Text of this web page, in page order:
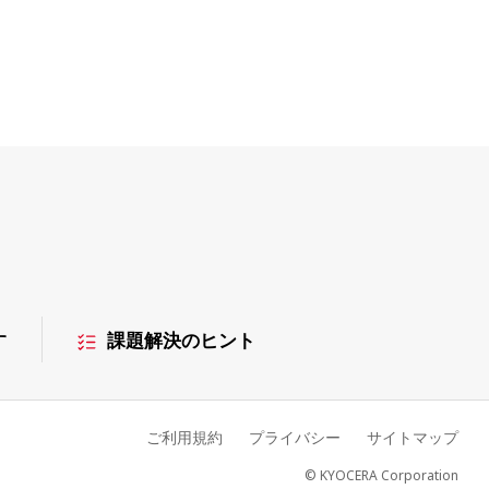
課題解決のヒント
ご利用規約 プライバシー サイトマップ
© KYOCERA Corporation